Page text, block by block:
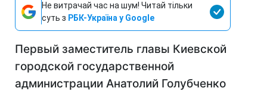
Не витрачай час на шум! Читай тільки
суть з РБК-Україна у Google
Первый заместитель главы Киевской
городской государственной
администрации Анатолий Голубченко